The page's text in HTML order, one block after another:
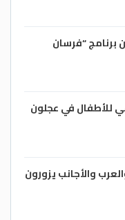
برنامج “فرسان
للأطفال في عجلون
والأجانب يزورون